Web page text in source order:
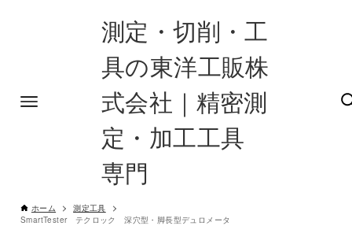
測定・切削・工
具の東洋工販株
式会社｜精密測
定・加工工具
専門
ホーム
測定工具
SmartTester テクロック 深穴型・脚長型デュロメータ